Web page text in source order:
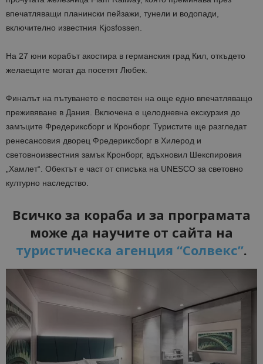
впечатляващи планински пейзажи, тунели и водопади,
включително известния Kjosfossen.
На 27 юни корабът акостира в германския град Кил, откъдето
желаещите могат да посетят Любек.
Финалът на пътуването е посветен на още едно впечатляващо
преживяване в Дания. Включена е целодневна екскурзия до
замъците Фредериксборг и Кронборг. Туристите ще разгледат
ренесансовия дворец Фредериксборг в Хилерод и
световноизвестния замък Кронборг, вдъхновил Шекспировия
„Хамлет“. Обектът е част от списъка на UNESCO за световно
културно наследство.
Всичко за кораба и за програмата
може да научите от сайта на
туристическа агенция “Солвекс”.